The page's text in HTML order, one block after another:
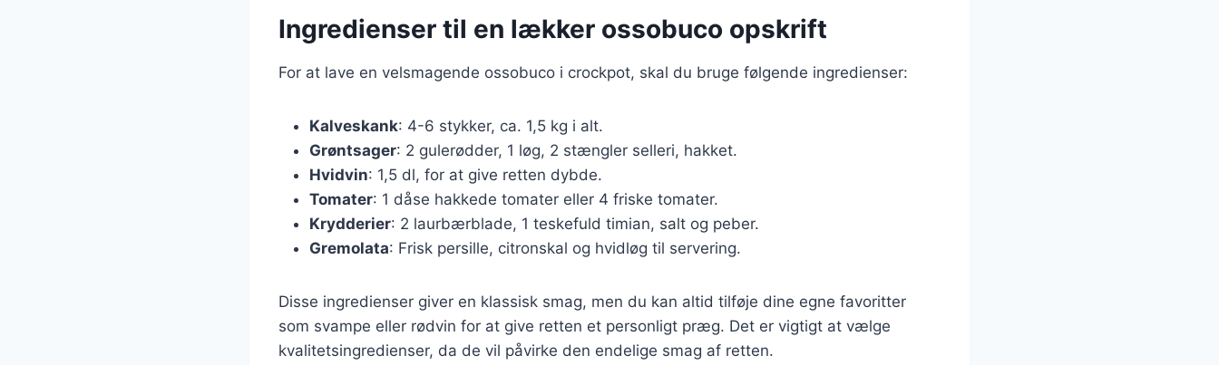
Ingredienser til en lækker ossobuco opskrift
For at lave en velsmagende ossobuco i crockpot, skal du bruge følgende ingredienser:
Kalveskank: 4-6 stykker, ca. 1,5 kg i alt.
Grøntsager: 2 gulerødder, 1 løg, 2 stængler selleri, hakket.
Hvidvin: 1,5 dl, for at give retten dybde.
Tomater: 1 dåse hakkede tomater eller 4 friske tomater.
Krydderier: 2 laurbærblade, 1 teskefuld timian, salt og peber.
Gremolata: Frisk persille, citronskal og hvidløg til servering.
Disse ingredienser giver en klassisk smag, men du kan altid tilføje dine egne favoritter
som svampe eller rødvin for at give retten et personligt præg. Det er vigtigt at vælge
kvalitetsingredienser, da de vil påvirke den endelige smag af retten.